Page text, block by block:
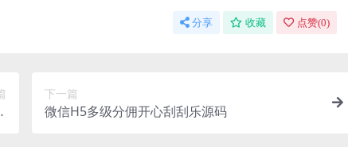
分享 收藏 点赞(0)
下一篇
微信H5多级分佣开心刮刮乐源码